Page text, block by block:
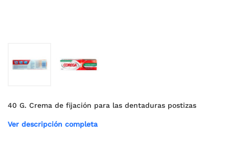
40 G. Crema de fijación para las dentaduras postizas
Ver descripción completa